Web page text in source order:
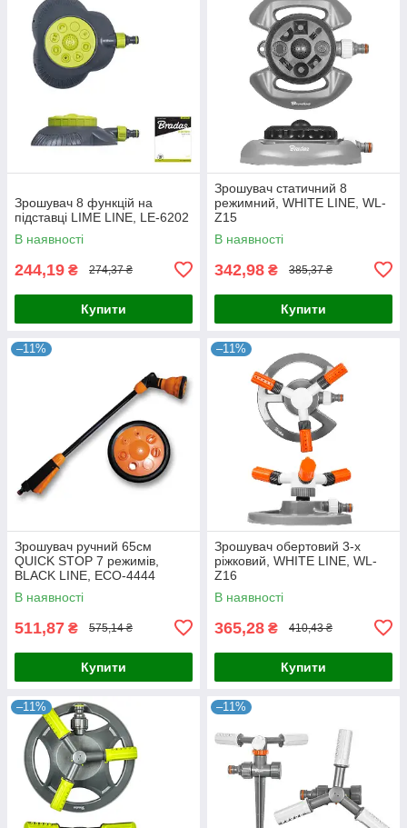
Зрошувач 8 функцій на
підставці LIME LINE, LE-6202
В наявності
244,19 ₴ 274,37 ₴
Купити
Зрошувач статичний 8
режимний, WHITE LINE, WL-
Z15
В наявності
342,98 ₴ 385,37 ₴
Купити
–11%
Зрошувач ручний 65см
QUICK STOP 7 режимів,
BLACK LINE, ECO-4444
В наявності
511,87 ₴ 575,14 ₴
Купити
–11%
Зрошувач обертовий 3-х
ріжковий, WHITE LINE, WL-
Z16
В наявності
365,28 ₴ 410,43 ₴
Купити
–11% –11%